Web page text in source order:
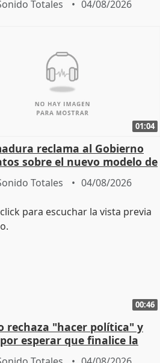
Totales 04/08/2026
01:04
reclama al Gobierno
sobre el nuevo modelo de
Totales 04/08/2026
00:46
rechaza "hacer política" y
esperar que finalice la
del incendio